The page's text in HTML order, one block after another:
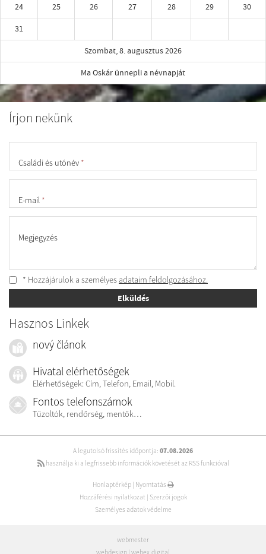
24
25 26 27 28 29
30
31
Szombat, 8. augusztus 2026
Ma Oskár ünnepli a névnapját
Írjon nekünk
Családi és utónév *
E-mail *
Megjegyzés
* Hozzájárulok a személyes adataim feldolgozásához.
Elküldés
Hasznos Linkek
nový článok
Hivatal elérhetőségek
Elérhetőségek: Cím, Telefon, Email, Mobil.
Fontos telefonszámok
Tűzoltók, rendőrség, mentők…
A legutolsó frissítés időpontja: 07.08.2026
használja ki a legfrissebb információk követését az RSS funkcióval
Honlaptérkép| Nyomtatás
Hozzáférési nyilatkozat
Szerzői jogok
Személyes adatok védelme
webmester